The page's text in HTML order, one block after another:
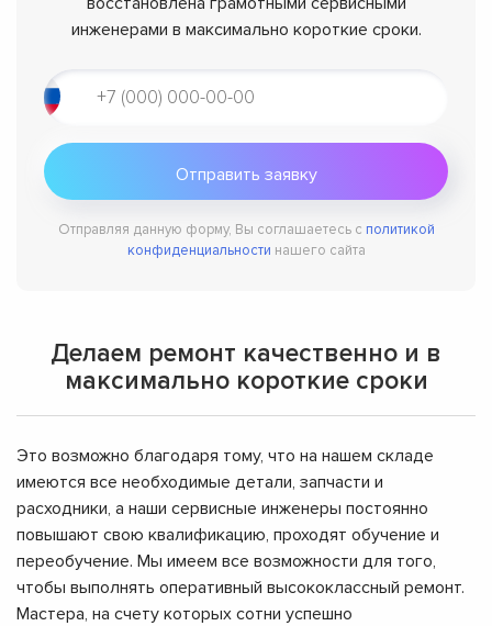
инженерами в максимально короткие сроки.
Отправляя данную форму, Вы соглашаетесь с политикой
конфиденциальности нашего сайта
Делаем ремонт качественно и в
максимально короткие сроки
Это возможно благодаря тому, что на нашем складе
имеются все необходимые детали, запчасти и
расходники, а наши сервисные инженеры постоянно
повышают свою квалификацию, проходят обучение и
переобучение. Мы имеем все возможности для того,
чтобы выполнять оперативный высококлассный ремонт.
Мастера, на счету которых сотни успешно